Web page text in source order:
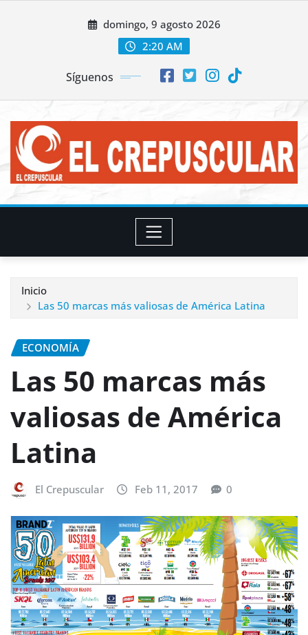
domingo, 9 agosto 2026
2:20 AM
Síguenos
Inicio
Las 50 marcas más valiosas de América Latina
ECONOMÍA
Las 50 marcas más
valiosas de América
Latina
El Crepuscular Feb 11, 2017 0